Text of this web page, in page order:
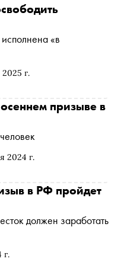
2025 г.
«в
2024 г.
призыве в
г.
в РФ пройдет
должен заработать